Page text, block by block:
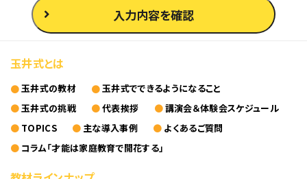
入力内容を確認
玉井式とは
玉井式の教材
玉井式でできるようになること
玉井式の挑戦
代表挨拶
講演会＆体験会スケジュール
TOPICS
主な導入事例
よくあるご質問
コラム「才能は家庭教育で開花する」